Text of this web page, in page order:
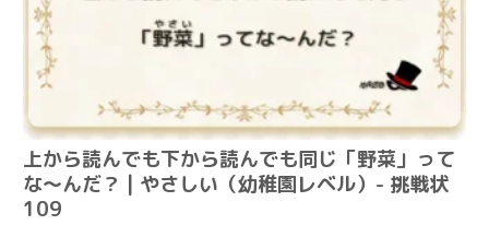
上から読んでも下から読んでも同じ「野菜」って
な～んだ？ | やさしい（幼稚園レベル）- 挑戦状
109